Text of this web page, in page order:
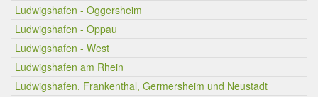
Ludwigshafen - Oggersheim
Ludwigshafen - Oppau
Ludwigshafen - West
Ludwigshafen am Rhein
Ludwigshafen, Frankenthal, Germersheim und Neustadt